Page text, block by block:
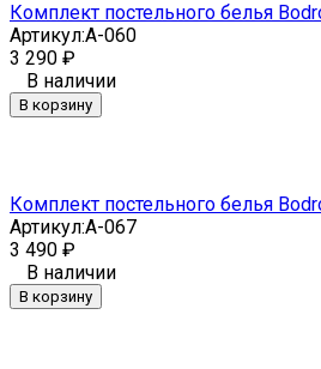
Комплект постельного белья
Артикул:A-060
3 290 ₽
В наличии
В корзину
Комплект постельного белья
Артикул:A-067
3 490 ₽
В наличии
В корзину